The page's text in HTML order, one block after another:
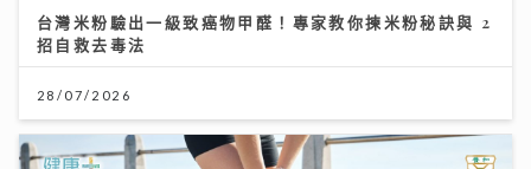
台灣米粉驗出一級致癌物甲醛！專家教你揀米粉秘訣與 2
招自救去毒法
28/07/2026